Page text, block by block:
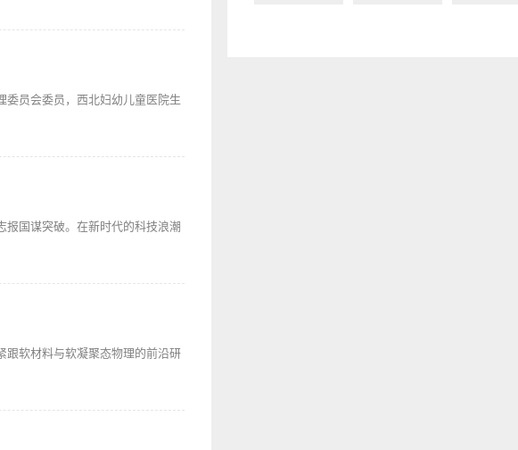
委员会委员，西北妇幼儿童医院生
报国谋突破。在新时代的科技浪潮
跟软材料与软凝聚态物理的前沿研